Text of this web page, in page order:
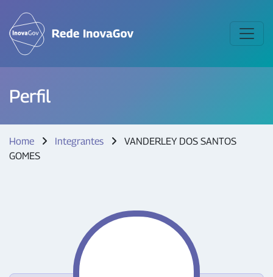
Perfil
Home Integrantes
VANDERLEY DOS SANTOS
GOMES